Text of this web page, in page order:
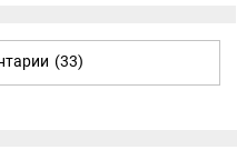
(33)